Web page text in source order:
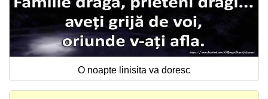
O noapte linisita va doresc